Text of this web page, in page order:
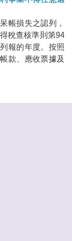
帳損失之認列，
稅查核準則第94
報的年度。按照
款、應收票據及